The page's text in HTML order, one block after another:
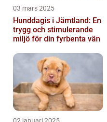
03 mars 2025
Hunddagis i Jämtland: En
trygg och stimulerande
miljö för din fyrbenta vän